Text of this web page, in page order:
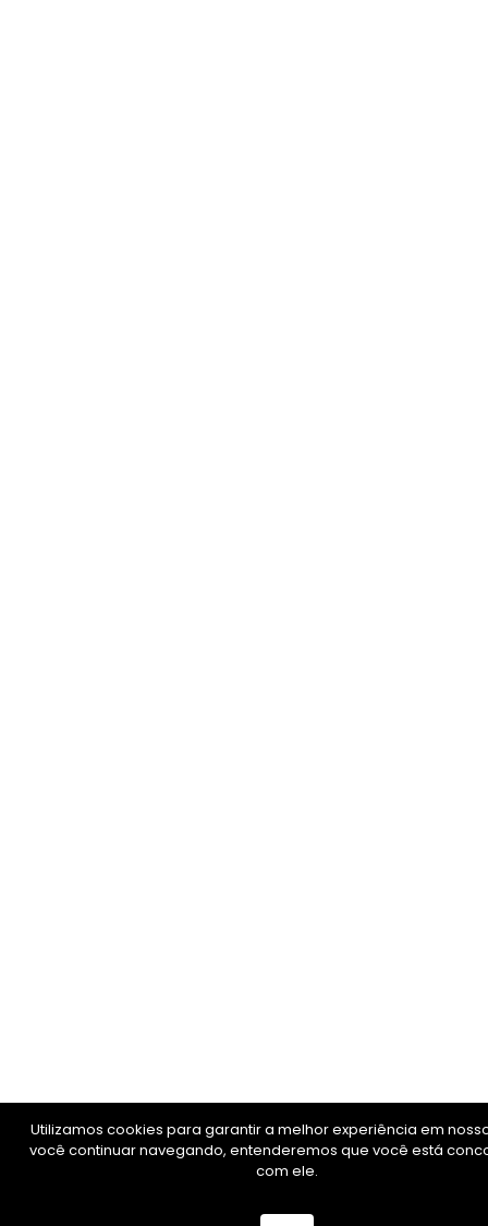
Utilizamos cookies para garantir a melhor experiência em
você continuar navegando, entenderemos que você está
com ele.